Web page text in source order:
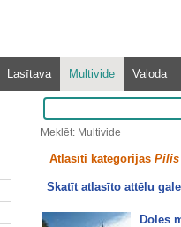
Lasītava Multivide Valoda
Meklēt: Multivide
Atlasīti kategorijas Pilis
Skatīt atlasīto attēlu
Doles